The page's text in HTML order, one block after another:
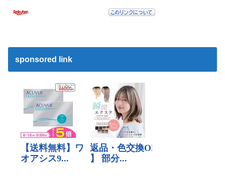
sponsored link